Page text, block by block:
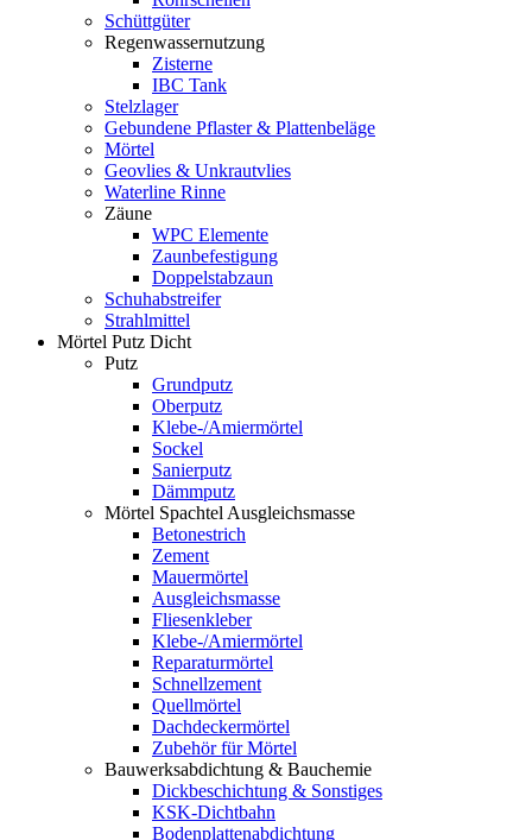
Schüttgüter
Regenwassernutzung
Zisterne
IBC Tank
Stelzlager
Gebundene Pflaster & Plattenbeläge
Mörtel
Geovlies & Unkrautvlies
Waterline Rinne
Zäune
WPC Elemente
Zaunbefestigung
Doppelstabzaun
Schuhabstreifer
Strahlmittel
Mörtel Putz Dicht
Putz
Grundputz
Oberputz
Klebe-/Amiermörtel
Sockel
Sanierputz
Dämmputz
Mörtel Spachtel Ausgleichsmasse
Betonestrich
Zement
Mauermörtel
Ausgleichsmasse
Fliesenkleber
Klebe-/Amiermörtel
Reparaturmörtel
Schnellzement
Quellmörtel
Dachdeckermörtel
Zubehör für Mörtel
Bauwerksabdichtung & Bauchemie
Dickbeschichtung & Sonstiges
KSK-Dichtbahn
Bodenplattenabdichtung